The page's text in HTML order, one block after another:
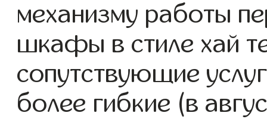
механизму работы
шкафы в стиле хай
сопутствующие
более гибкие (в